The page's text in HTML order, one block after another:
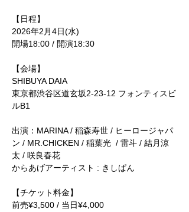
【日程】
2026年2月4日(水)
開場18:00 / 開演18:30
【会場】
SHIBUYA DAIA
東京都渋谷区道玄坂2-23-12 フォンティスビ
ルB1
出演：MARINA / 稲森寿世 / ヒーロージャパ
ン / MR.CHICKEN / 稲葉光  / 雷斗 / 結月涼
太 / 咲良春花
からあげアーティスト : きしぱん
【チケット料金】
前売¥3,500 / 当日¥4,000